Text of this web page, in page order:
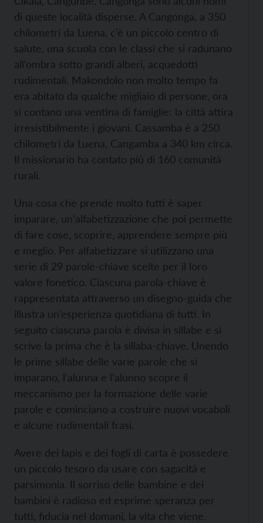
di queste località disperse. A Cangonga, a 350
chilometri da Luena, c’è un piccolo centro di
salute, una scuola con le classi che si radunano
all’ombra sotto grandi alberi, acquedotti
rudimentali. Makondolo non molto tempo fa
era abitato da qualche migliaio di persone, ora
si contano una ventina di famiglie: la città attira
irresistibilmente i giovani. Cassamba è a 250
chilometri da Luena, Cangamba a 340 km circa.
Il missionario ha contato più di 160 comunità
rurali.
Una cosa che prende molto tutti è saper
imparare, un’alfabetizzazione che poi permette
di fare cose, scoprire, apprendere sempre più
e meglio. Per alfabetizzare si utilizzano una
serie di 29 parole-chiave scelte per il loro
valore fonetico. Ciascuna parola-chiave è
rappresentata attraverso un disegno-guida che
illustra un’esperienza quotidiana di tutti. In
seguito ciascuna parola è divisa in sillabe e si
scrive la prima che è la sillaba-chiave. Unendo
le prime sillabe delle varie parole che si
imparano, l’alunna e l’alunno scopre il
meccanismo per la formazione delle varie
parole e cominciano a costruire nuovi vocaboli
e alcune rudimentali frasi.
Avere dei lapis e dei fogli di carta è possedere
un piccolo tesoro da usare con sagacità e
parsimonia. Il sorriso delle bambine e dei
bambini è radioso ed esprime speranza per
tutti, fiducia nel domani, la vita che viene.